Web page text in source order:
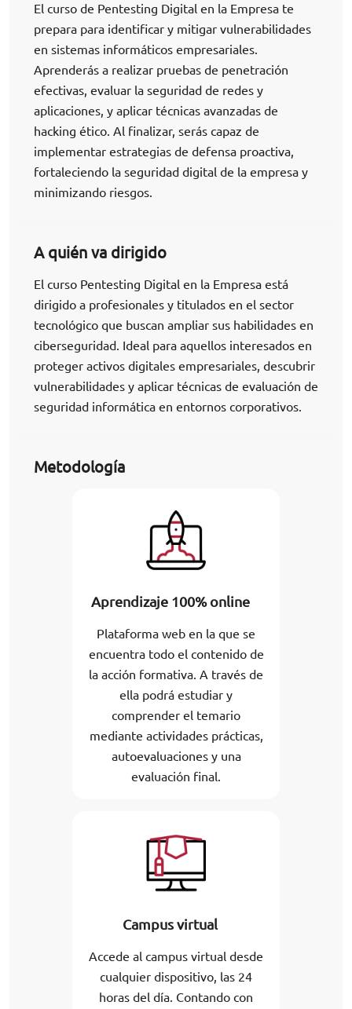
El curso de Pentesting Digital en la Empresa te
prepara para identificar y mitigar vulnerabilidades
en sistemas informáticos empresariales.
Aprenderás a realizar pruebas de penetración
efectivas, evaluar la seguridad de redes y
aplicaciones, y aplicar técnicas avanzadas de
hacking ético. Al finalizar, serás capaz de
implementar estrategias de defensa proactiva,
fortaleciendo la seguridad digital de la empresa y
minimizando riesgos.
A quién va dirigido
El curso Pentesting Digital en la Empresa está
dirigido a profesionales y titulados en el sector
tecnológico que buscan ampliar sus habilidades en
ciberseguridad. Ideal para aquellos interesados en
proteger activos digitales empresariales, descubrir
vulnerabilidades y aplicar técnicas de evaluación de
seguridad informática en entornos corporativos.
Metodología
Aprendizaje 100% online
Plataforma web en la que se
encuentra todo el contenido de
la acción formativa. A través de
ella podrá estudiar y
comprender el temario
mediante actividades prácticas,
autoevaluaciones y una
evaluación final.
Campus virtual
Accede al campus virtual desde
cualquier dispositivo, las 24
horas del día. Contando con